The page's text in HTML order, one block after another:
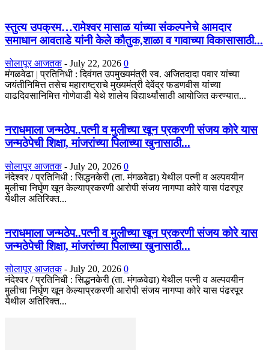
स्तुत्य उपक्रम…रामेश्वर मासाळ यांच्या संकल्पनेचे आमदार
समाधान आवताडे यांनी केले कौतुक,शाळा व गावाच्या विकासासाठी...
सोलापूर आजतक - July 22, 2026 0
मंगळवेढा | प्रतिनिधी : दिवंगत उपमुख्यमंत्री स्व. अजितदादा पवार यांच्या
जयंतीनिमित्त तसेच महाराष्ट्राचे मुख्यमंत्री देवेंद्र फडणवीस यांच्या
वाढदिवसानिमित्त गोणेवाडी येथे शालेय विद्यार्थ्यांसाठी आयोजित करण्यात...
नराधमाला जन्मठेप..पत्नी व मुलीच्या खून प्रकरणी संजय कोरे यास
जन्मठेपेची शिक्षा, मांजरांच्या पिलाच्या खुनासाठी...
सोलापूर आजतक - July 20, 2026 0
नंदेश्वर / प्रतिनिधी : सिद्धनकेरी (ता. मंगळवेढा) येथील पत्नी व अल्पवयीन
मुलीचा निर्घृण खून केल्याप्रकरणी आरोपी संजय नागप्पा कोरे यास पंढरपूर
येथील अतिरिक्त...
नराधमाला जन्मठेप..पत्नी व मुलीच्या खून प्रकरणी संजय कोरे यास
जन्मठेपेची शिक्षा, मांजरांच्या पिलाच्या खुनासाठी...
सोलापूर आजतक - July 20, 2026 0
नंदेश्वर / प्रतिनिधी : सिद्धनकेरी (ता. मंगळवेढा) येथील पत्नी व अल्पवयीन
मुलीचा निर्घृण खून केल्याप्रकरणी आरोपी संजय नागप्पा कोरे यास पंढरपूर
येथील अतिरिक्त...